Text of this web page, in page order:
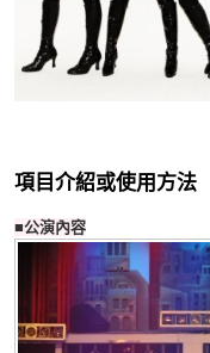
項目介紹或使用方法
■公演內容